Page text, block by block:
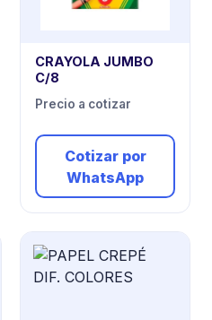
CRAYOLA JUMBO
C/8
Precio a cotizar
Cotizar por
WhatsApp